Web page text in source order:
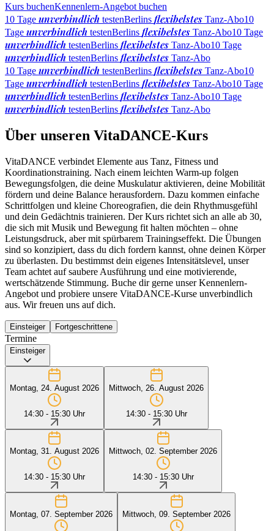
Kurs buchenKennenlern-Angebot buchen
10 Tage unverbindlich testenBerlins flexibelstes Tanz-Abo10
Tage unverbindlich testenBerlins flexibelstes Tanz-Abo10 Tage
unverbindlich testenBerlins flexibelstes Tanz-Abo10 Tage
unverbindlich testenBerlins flexibelstes Tanz-Abo
10 Tage unverbindlich testenBerlins flexibelstes Tanz-Abo10
Tage unverbindlich testenBerlins flexibelstes Tanz-Abo10 Tage
unverbindlich testenBerlins flexibelstes Tanz-Abo10 Tage
unverbindlich testenBerlins flexibelstes Tanz-Abo
Über unseren VitaDANCE-Kurs
VitaDANCE verbindet Elemente aus Tanz, Fitness und
Koordinationstraining. Nach einem leichten Warm-up folgen
Bewegungsfolgen, die deine Muskulatur aktivieren, deine Mobilität
fördern und deine Balance herausfordern. Dazu kommen einfache
Schrittfolgen und kleine Choreografien, die dein Rhythmusgefühl
und dein Gedächtnis trainieren. Der Kurs richtet sich an alle ab 30,
die sich mit Musik und Bewegung fit halten möchten – ohne
Leistungsdruck, aber mit spürbarem Trainingseffekt. Die Übungen
sind so konzipiert, dass du dich fordern kannst, ohne deinen Körper
zu überlasten. Du bestimmst dein eigenes Intensitätslevel, unser
Team achtet auf saubere Ausführung und eine motivierende,
wertschätzende Stimmung. Buche dir gerne unser Kennenlern-
Angebot und probiere unsere VitaDANCE-Kurse unverbindlich
aus. Wir freuen uns auf dich.
Einsteiger Fortgeschrittene
Termine
Einsteiger
Montag, 24. August 2026
14:30 - 15:30 Uhr
Mittwoch, 26. August 2026
14:30 - 15:30 Uhr
Montag, 31. August 2026
14:30 - 15:30 Uhr
Mittwoch, 02. September 2026
14:30 - 15:30 Uhr
Montag, 07. September 2026 Mittwoch, 09. September 2026